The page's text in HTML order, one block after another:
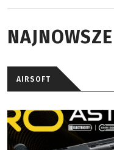
NAJNOWSZE
AIRSOFT